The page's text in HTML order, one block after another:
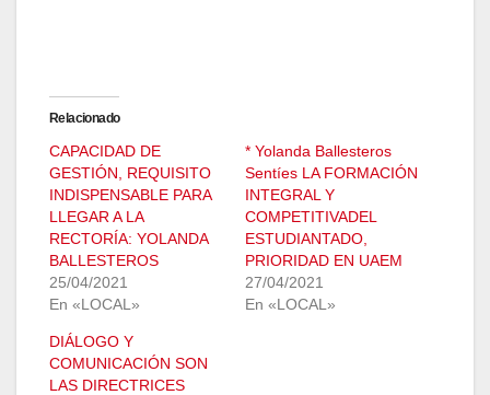
Relacionado
CAPACIDAD DE
GESTIÓN, REQUISITO
INDISPENSABLE PARA
LLEGAR A LA
RECTORÍA: YOLANDA
BALLESTEROS
25/04/2021
En «LOCAL»
* Yolanda Ballesteros
Sentíes LA FORMACIÓN
INTEGRAL Y
COMPETITIVADEL
ESTUDIANTADO,
PRIORIDAD EN UAEM
27/04/2021
En «LOCAL»
DIÁLOGO Y
COMUNICACIÓN SON
LAS DIRECTRICES